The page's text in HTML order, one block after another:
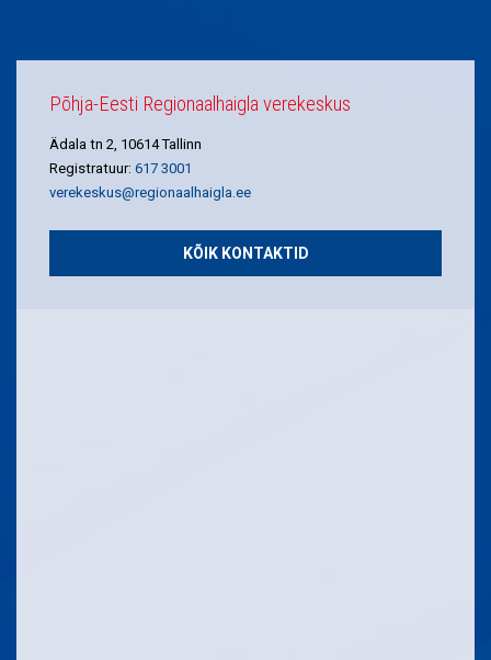
Põhja-Eesti Regionaalhaigla verekeskus
Ädala tn 2, 10614 Tallinn
Registratuur: 617 3001
verekeskus@regionaalhaigla.ee
KÕIK KONTAKTID